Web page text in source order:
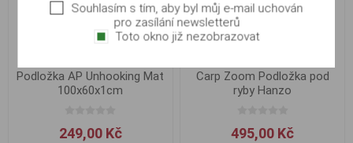
Podložka AP Unhooking Mat
100x60x1cm
249,00 Kč
Carp Zoom Podložka pod
ryby Hanzo
495,00 Kč
Souhlasím s tím, aby byl můj e-mail uchován
pro zasílání newsletterů
Toto okno již nezobrazovat